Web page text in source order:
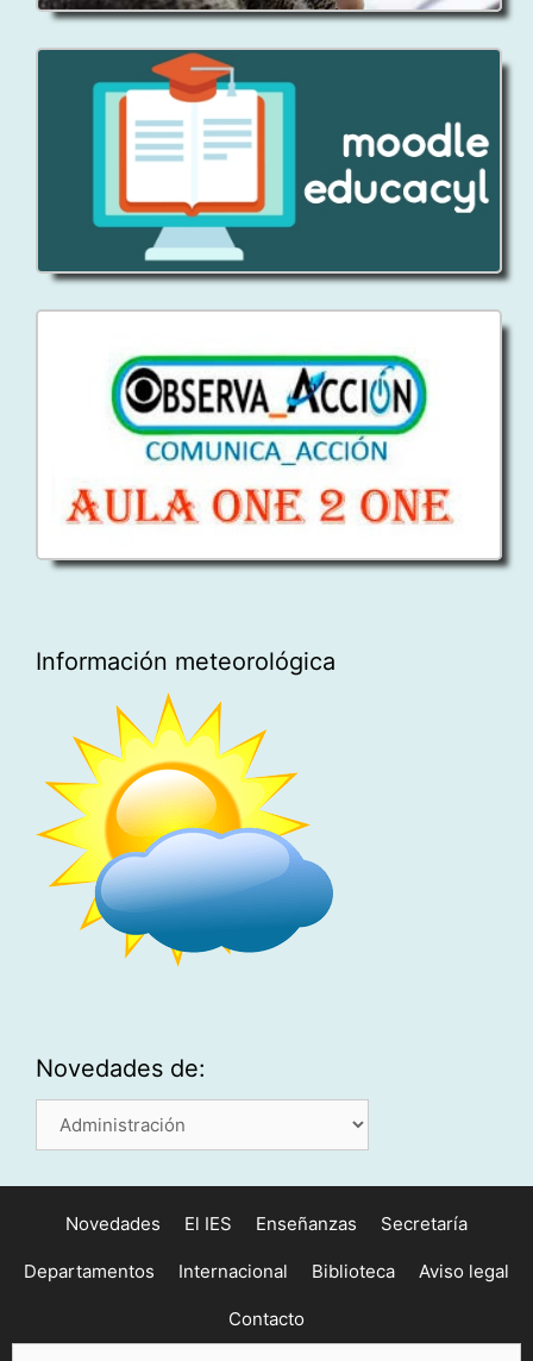
Información meteorológica
Novedades de:
Novedades
de:
Novedades El IES Enseñanzas Secretaría
Departamentos Internacional Biblioteca Aviso legal
Contacto